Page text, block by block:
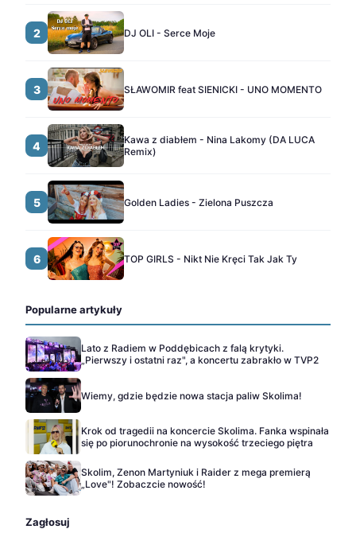
2 DJ OLI - Serce Moje
3 SŁAWOMIR feat SIENICKI - UNO MOMENTO
4
Kawa z diabłem - Nina Lakomy (DA LUCA
Remix)
5 Golden Ladies - Zielona Puszcza
6 TOP GIRLS - Nikt Nie Kręci Tak Jak Ty
Popularne artykuły
Lato z Radiem w Poddębicach z falą krytyki.
„Pierwszy i ostatni raz", a koncertu zabrakło w TVP2
Wiemy, gdzie będzie nowa stacja paliw Skolima!
Krok od tragedii na koncercie Skolima. Fanka wspinała
się po piorunochronie na wysokość trzeciego piętra
Skolim, Zenon Martyniuk i Raider z mega premierą
„Love"! Zobaczcie nowość!
Zagłosuj